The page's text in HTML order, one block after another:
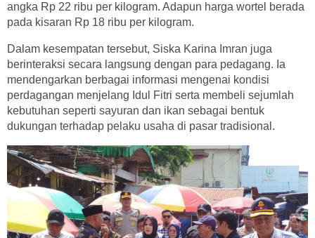
angka Rp 22 ribu per kilogram. Adapun harga wortel berada
pada kisaran Rp 18 ribu per kilogram.
Dalam kesempatan tersebut, Siska Karina Imran juga
berinteraksi secara langsung dengan para pedagang. Ia
mendengarkan berbagai informasi mengenai kondisi
perdagangan menjelang Idul Fitri serta membeli sejumlah
kebutuhan seperti sayuran dan ikan sebagai bentuk
dukungan terhadap pelaku usaha di pasar tradisional.